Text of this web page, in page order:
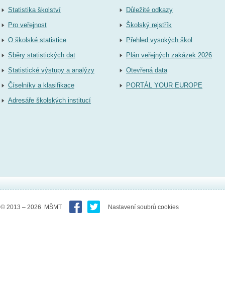
Statistika školství
Pro veřejnost
O školské statistice
Sběry statistických dat
Statistické výstupy a analýzy
Číselníky a klasifikace
Adresáře školských institucí
Důležité odkazy
Školský rejstřík
Přehled vysokých škol
Plán veřejných zakázek 2026
Otevřená data
PORTÁL YOUR EUROPE
© 2013 – 2026 MŠMT Nastavení soubrů cookies